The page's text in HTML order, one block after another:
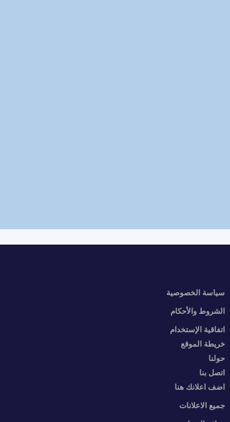
سياسة الخصوصية
الشروط والأحكام
اتفاقية الإستخدام
خريطة الموقع
حولنا
اتصل بنا
اضف اعلانك هنا
جميع الاعلانات